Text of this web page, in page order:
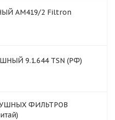
AM419/2 Filtron
9.1.644 TSN (РФ)
ФИЛЬТРОВ